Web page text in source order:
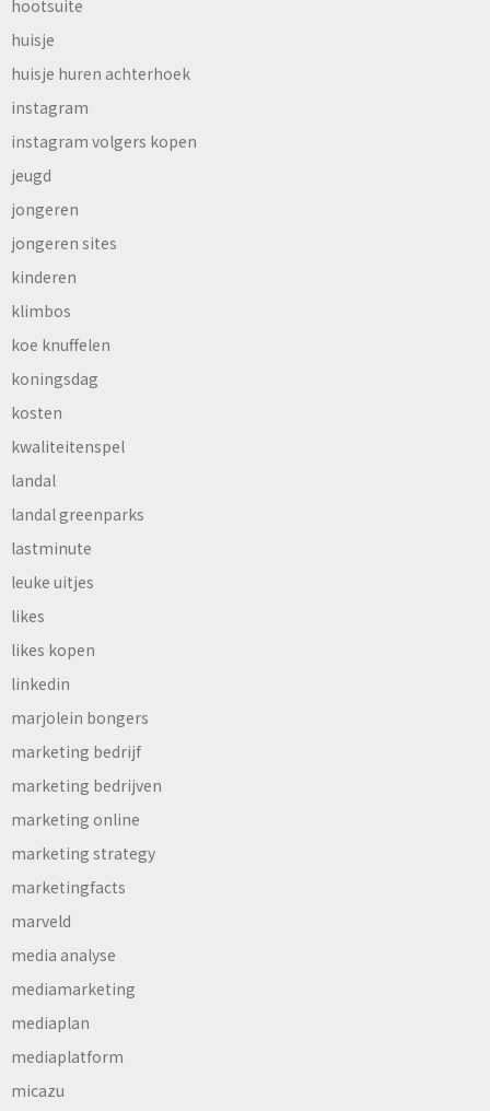
hootsuite
huisje
huisje huren achterhoek
instagram
instagram volgers kopen
jeugd
jongeren
jongeren sites
kinderen
klimbos
koe knuffelen
koningsdag
kosten
kwaliteitenspel
landal
landal greenparks
lastminute
leuke uitjes
likes
likes kopen
linkedin
marjolein bongers
marketing bedrijf
marketing bedrijven
marketing online
marketing strategy
marketingfacts
marveld
media analyse
mediamarketing
mediaplan
mediaplatform
micazu